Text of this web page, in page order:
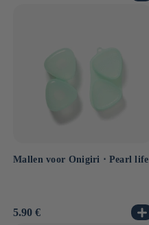
Mallen voor Onigiri ⋅ Pearl life
Normale
5.90 €